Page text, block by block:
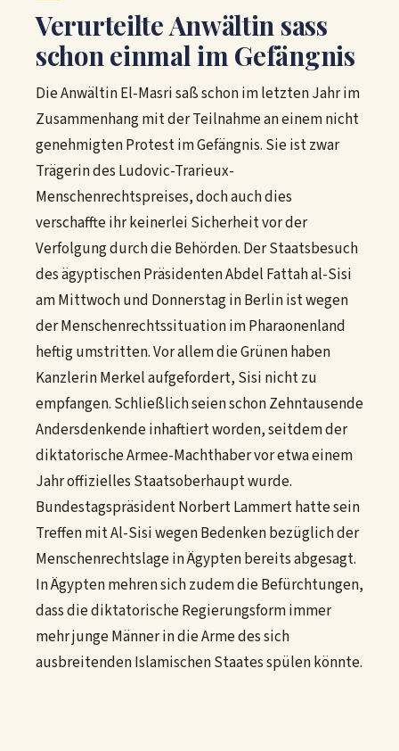
Verurteilte Anwältin sass
schon einmal im Gefängnis
Die Anwältin El-Masri saß schon im letzten Jahr im
Zusammenhang mit der Teilnahme an einem nicht
genehmigten Protest im Gefängnis. Sie ist zwar
Trägerin des Ludovic-Trarieux-
Menschenrechtspreises, doch auch dies
verschaffte ihr keinerlei Sicherheit vor der
Verfolgung durch die Behörden. Der Staatsbesuch
des ägyptischen Präsidenten Abdel Fattah al-Sisi
am Mittwoch und Donnerstag in Berlin ist wegen
der Menschenrechtssituation im Pharaonenland
heftig umstritten. Vor allem die Grünen haben
Kanzlerin Merkel aufgefordert, Sisi nicht zu
empfangen. Schließlich seien schon Zehntausende
Andersdenkende inhaftiert worden, seitdem der
diktatorische Armee-Machthaber vor etwa einem
Jahr offizielles Staatsoberhaupt wurde.
Bundestagspräsident Norbert Lammert hatte sein
Treffen mit Al-Sisi wegen Bedenken bezüglich der
Menschenrechtslage in Ägypten bereits abgesagt.
In Ägypten mehren sich zudem die Befürchtungen,
dass die diktatorische Regierungsform immer
mehr junge Männer in die Arme des sich
ausbreitenden Islamischen Staates spülen könnte.